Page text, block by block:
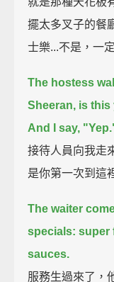
擺太多叉子的餐
士樂...不是，一
The hostess
Sheeran, is
And I say,
接待人員向我走
是你第一次到這
The waiter
specials: super
sauces.
服務生過來了，